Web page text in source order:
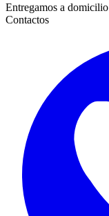
Entregamos a domicilio
Contactos